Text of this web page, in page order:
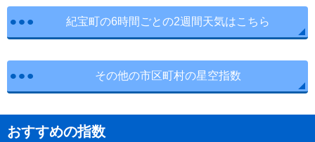
紀宝町の6時間ごとの2週間天気はこちら
その他の市区町村の星空指数
おすすめの指数